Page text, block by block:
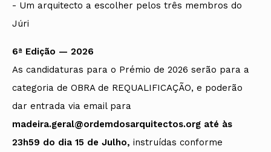
- Um arquitecto a escolher pelos três membros do
Júri
6ª Edição — 2026
As candidaturas para o Prémio de 2026 serão para a
categoria de OBRA de REQUALIFICAÇÃO, e poderão
dar entrada via email para
madeira.geral@ordemdosarquitectos.org até às
23h59 do dia 15 de Julho, instruídas conforme